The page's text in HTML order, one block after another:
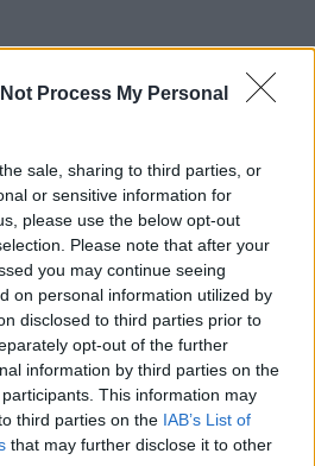
Process My Personal
sale, sharing to third parties, or
or sensitive information for
please use the below opt-out
Please note that after your
you may continue seeing
on personal information utilized by
disclosed to third parties prior to
opt-out of the further
information by third parties on the
participants. This information may
third parties on the IAB’s List of
that may further disclose it to other